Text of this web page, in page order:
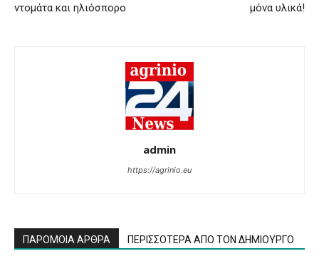
ντομάτα και ηλιόσπορο
μόνα υλικά!
admin
https://agrinio.eu
ΠΑΡΟΜΟΙΑ ΑΡΘΡΑ ΠΕΡΙΣΣΟΤΕΡΑ ΑΠΟ ΤΟΝ ΔΗΜΙΟΥΡΓΟ